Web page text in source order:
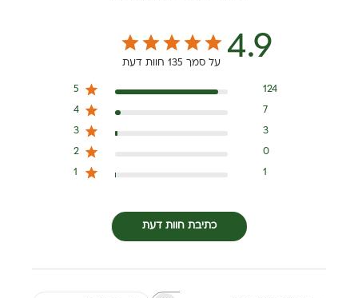
4.9 על סמך 135 חוות דעת
5 124
4 7
3 3
2 0
1 1
כתיבת חוות דעת